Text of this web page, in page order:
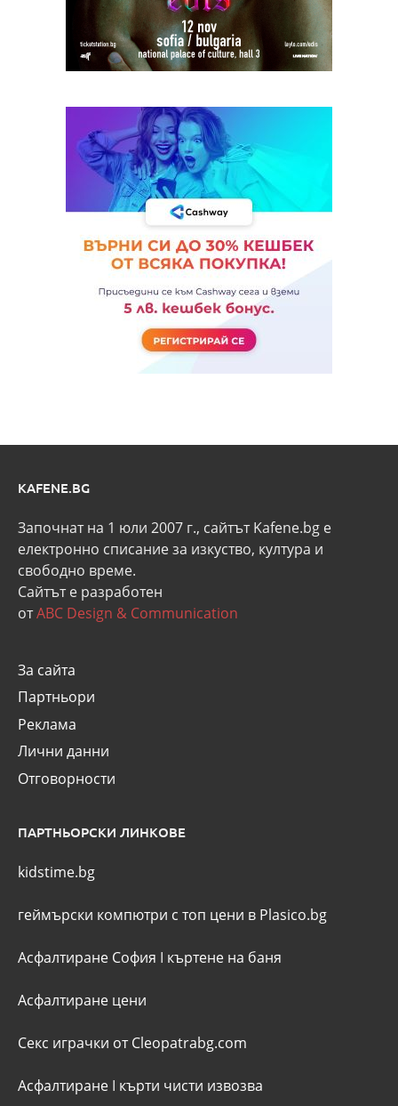
KAFENE.BG
Започнат на 1 юли 2007 г., сайтът Kafene.bg e
eлектронно списание за изкуство, култура и
свободно време.
Сайтът е разработен
отABC Design & Communication
За сайта
Партньори
Реклама
Лични данни
Отговорности
ПАРТНЬОРСКИ ЛИНКОВЕ
kidstime.bg
геймърски компютри с топ цени в Plasico.bg
Асфалтиране София I къртене на баня
Асфалтиране цени
Секс играчки от Cleopatrabg.com
Асфалтиране I кърти чисти извозва